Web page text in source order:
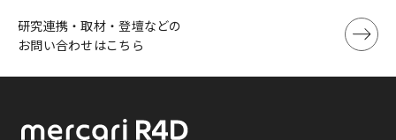
研究連携・取材・登壇などの
お問い合わせはこちら